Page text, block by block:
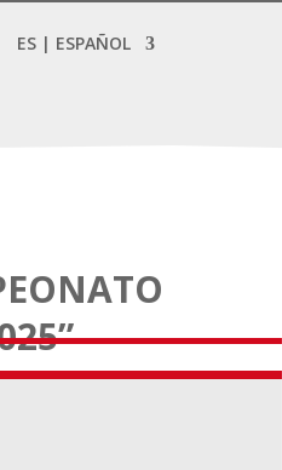
ES | ESPAÑOL